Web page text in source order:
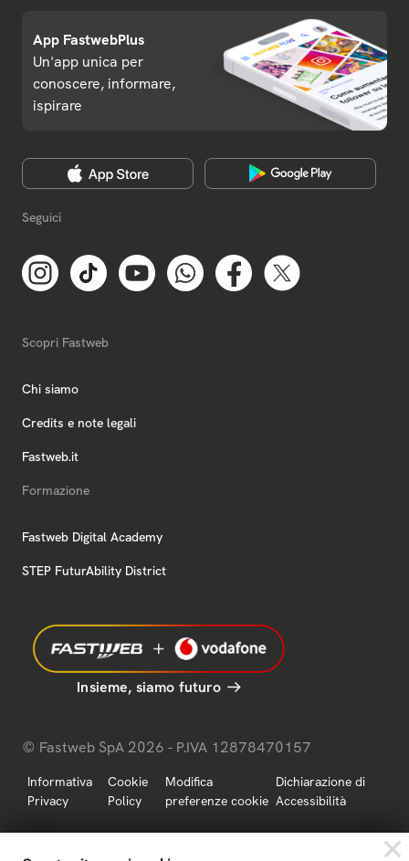
App FastwebPlus
Un'app unica per
conoscere, informare,
ispirare
Seguici
Scopri Fastweb
Chi siamo
Credits e note legali
Fastweb.it
Formazione
Fastweb Digital Academy
STEP FuturAbility District
Insieme, siamo futuro
© Fastweb SpA 2026 - P.IVA 12878470157
Informativa
Privacy
Cookie
Policy
Modifica
preferenze cookie
Dichiarazione di
Accessibilità